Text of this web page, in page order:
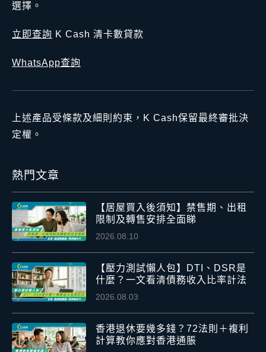
選擇。
立即查詢 K Cash 清卡數貸款
WhatsApp查詢
上述產品受條款及細則約束，K Cash保留最終審批決
定權。
熱門文章
【居屋買入後須知】禁售期、出租
限制及轉售安排全面睇
2026.08.10
【壓力測試懶人包】DTI、DSR是
什麼？一文看清債務收入比率計法
2026.08.03
香港退休要幾多錢？72法則＋複利
計算教你應對香港通脹